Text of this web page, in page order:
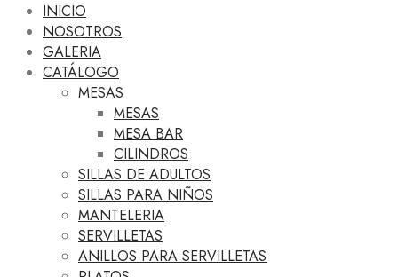
INICIO
NOSOTROS
GALERIA
CATÁLOGO
MESAS
MESAS
MESA BAR
CILINDROS
SILLAS DE ADULTOS
SILLAS PARA NIÑOS
MANTELERIA
SERVILLETAS
ANILLOS PARA SERVILLETAS